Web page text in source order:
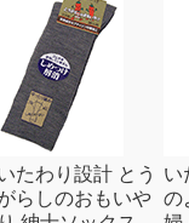
たわり設計 とう
らしのおもいや
い
の